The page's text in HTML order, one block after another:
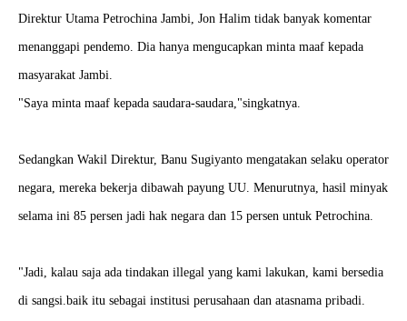
Direktur Utama Petrochina Jambi, Jon Halim tidak banyak komentar
menanggapi pendemo. Dia hanya mengucapkan minta maaf kepada
masyarakat Jambi.
"Saya minta maaf kepada saudara-saudara,"singkatnya.
Sedangkan Wakil Direktur, Banu Sugiyanto mengatakan selaku operator
negara, mereka bekerja dibawah payung UU. Menurutnya, hasil minyak
selama ini 85 persen jadi hak negara dan 15 persen untuk Petrochina.
"Jadi, kalau saja ada tindakan illegal yang kami lakukan, kami bersedia
di sangsi.baik itu sebagai institusi perusahaan dan atasnama pribadi.